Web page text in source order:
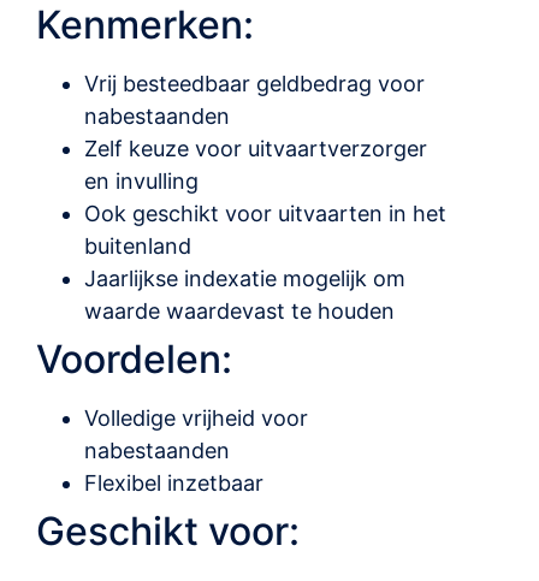
Kenmerken:
Vrij besteedbaar geldbedrag voor
nabestaanden
Zelf keuze voor uitvaartverzorger
en invulling
Ook geschikt voor uitvaarten in het
buitenland
Jaarlijkse indexatie mogelijk om
waarde waardevast te houden
Voordelen:
Volledige vrijheid voor
nabestaanden
Flexibel inzetbaar
Geschikt voor: